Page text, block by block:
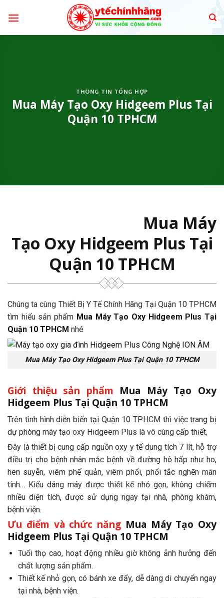
THÔNG TIN TỔNG HỢP
Mua Máy Tạo Oxy Hidgeem Plus Tại
Quận 10 TPHCM
Mua Máy
Tạo Oxy Hidgeem Plus Tại
Quận 10 TPHCM
Chúng ta cùng Thiết Bị Y Tế Chính Hãng Tại Quận 10 TPHCM
tìm hiểu sản phẩm Mua Máy Tạo Oxy Hidgeem Plus Tại
Quận 10 TPHCM nhé
Mua Máy Tạo Oxy Hidgeem Plus Tại Quận 10 TPHCM
Giới thiệu sản phẩm Mua Máy Tạo Oxy
Hidgeem Plus Tại Quận 10 TPHCM
Trên tình hình diễn biến tại Quận 10 TPHCM thì việc trang bị
dự phòng máy tạo oxy Hidgeem Plus là vô cùng cấp thiết,
Đây là thiết bị cung cấp nguồn oxy y tế dung tích 7 lít, hỗ trợ
điều trị cho bệnh nhân mắc bệnh về đường hô hấp như ho,
hen suyễn, viêm phế quản, viêm phổi, phổi tắc nghẽn mãn
tính… Kiểu dáng máy được thiết kế nhỏ gọn, không chiếm
nhiều diện tích, được sử dụng ngay tại nhà, phòng khám,
bệnh viện.
Ưu điểm và chức năng Mua Máy Tạo Oxy
Hidgeem Plus Tại Quận 10 TPHCM
Tuổi thọ cao, hoạt động nhiều giờ không ảnh hưởng đến
chất lượng sản phẩm.
Thiết kế nhỏ gọn, có bánh xe đẩy, dễ dàng di chuyển ngay
tại nhà, bệnh viện.